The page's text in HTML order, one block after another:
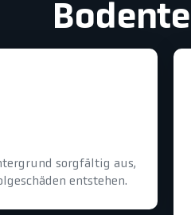
sorgfältig aus,
entstehen.